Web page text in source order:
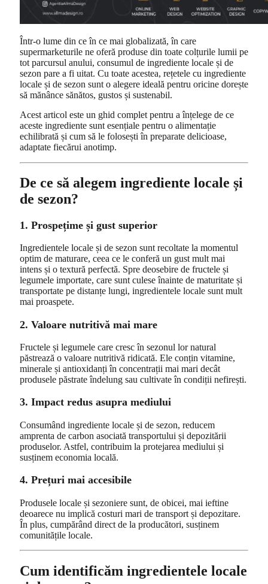
Într-o lume din ce în ce mai globalizată, în care
supermarketurile ne oferă produse din toate colțurile lumii pe
tot parcursul anului, consumul de ingrediente locale și de
sezon pare a fi uitat. Cu toate acestea, rețetele cu ingrediente
locale și de sezon sunt o alegere ideală pentru oricine dorește
să mănânce sănătos, gustos și sustenabil.
Acest articol este un ghid complet pentru a înțelege de ce
aceste ingrediente sunt esențiale pentru o alimentație
echilibrată și cum să le folosești în preparate delicioase,
adaptate fiecărui anotimp.
De ce să alegem ingrediente locale și
de sezon?
1. Prospețime și gust superior
Ingredientele locale și de sezon sunt recoltate la momentul
optim de maturare, ceea ce le conferă un gust mult mai
intens și o textură perfectă. Spre deosebire de fructele și
legumele importate, care sunt culese înainte de maturitate și
transportate pe distanțe lungi, ingredientele locale sunt mult
mai proaspete.
2. Valoare nutritivă mai mare
Fructele și legumele care cresc în sezonul lor natural
păstrează o valoare nutritivă ridicată. Ele conțin vitamine,
minerale și antioxidanți în concentrații mai mari decât
produsele păstrate îndelung sau cultivate în condiții nefirești.
3. Impact redus asupra mediului
Consumând ingrediente locale și de sezon, reducem
amprenta de carbon asociată transportului și depozitării
produselor. Astfel, contribuim la protejarea mediului și
susținem economia locală.
4. Prețuri mai accesibile
Produsele locale și sezoniere sunt, de obicei, mai ieftine
deoarece nu implică costuri mari de transport și depozitare.
În plus, cumpărând direct de la producători, susținem
comunitățile locale.
Cum identificăm ingredientele locale